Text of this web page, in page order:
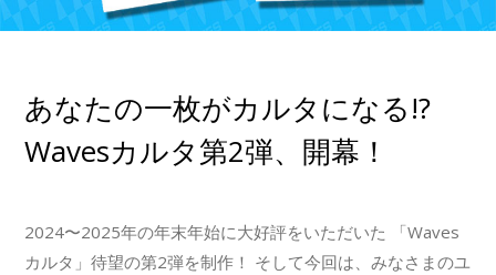
あなたの一枚がカルタになる!?
Wavesカルタ第2弾、開幕！
2024〜2025年の年末年始に大好評をいただいた 「Waves
カルタ」待望の第2弾を制作！ そして今回は、みなさまのユ